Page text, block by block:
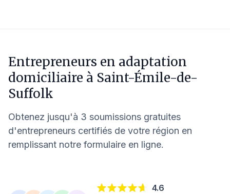
Entrepreneurs en adaptation
domiciliaire à Saint-Émile-de-
Suffolk
Obtenez jusqu'à 3 soumissions gratuites
d'entrepreneurs certifiés de votre région en
remplissant notre formulaire en ligne.
4.6